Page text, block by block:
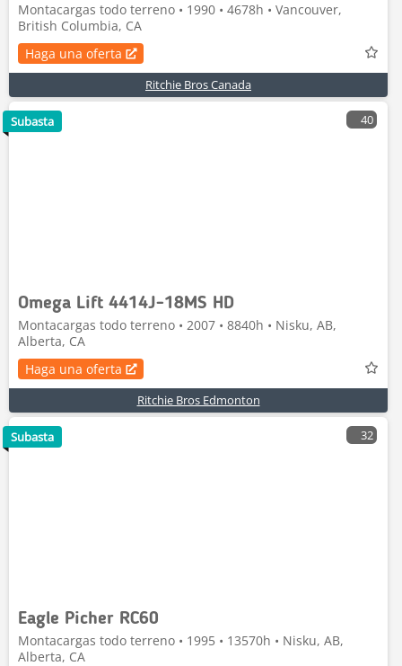
Montacargas todo terreno • 1990 • 4678h • Vancouver,
British Columbia, CA
Haga una oferta
Ritchie Bros Canada
40
Omega Lift 4414J-18MS HD
Montacargas todo terreno • 2007 • 8840h • Nisku, AB,
Alberta, CA
Haga una oferta
Ritchie Bros Edmonton
Subasta
32
Eagle Picher RC60
Montacargas todo terreno • 1995 • 13570h • Nisku, AB,
Alberta, CA
Subasta